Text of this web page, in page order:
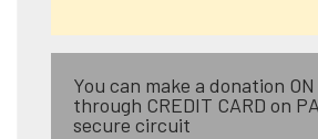
You can make a donation
through CREDIT CARD on
secure circuit